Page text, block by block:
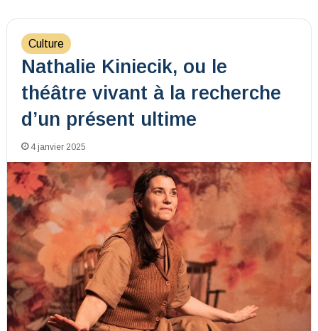
Culture
Nathalie Kiniecik, ou le
théâtre vivant à la recherche
d’un présent ultime
4 janvier 2025